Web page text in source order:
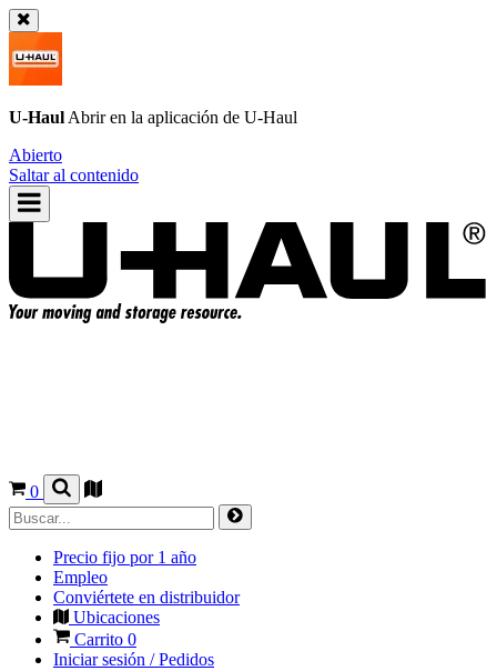
U-Haul Abrir en la aplicación de U-Haul
Abierto
Saltar al contenido
0
Precio fijo por 1 año
Empleo
Conviértete en distribuidor
Ubicaciones
Carrito 0
Iniciar sesión / Pedidos